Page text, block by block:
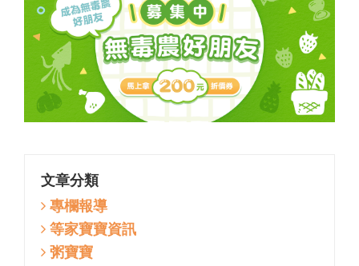
文章分類
專欄報導
等家寶寶資訊
粥寶寶